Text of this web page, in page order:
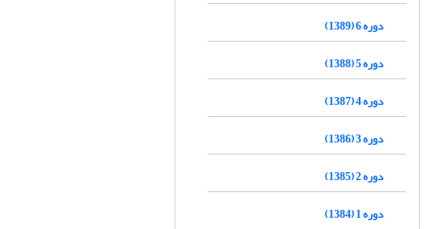
دوره 6 (1389)
دوره 5 (1388)
دوره 4 (1387)
دوره 3 (1386)
دوره 2 (1385)
دوره 1 (1384)